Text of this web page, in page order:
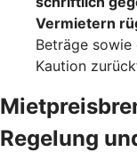
Vermietern
Beträge sowie
Kaution
Regelung